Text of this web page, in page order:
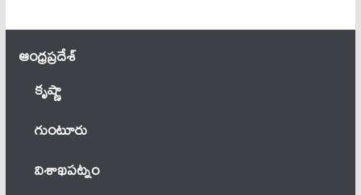
ఆంధ్ర‌ప్ర‌దేశ్
కృష్ణా
గుంటూరు
విశాఖపట్నం